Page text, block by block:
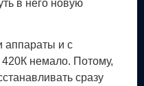
в него новую
аппараты и с
немало. Потому,
сразу